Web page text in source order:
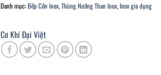
Danh mục:Bếp Cồn Inox, Thùng Nướng Than Inox, Inox gia dụng
Cơ Khí Đại Việt